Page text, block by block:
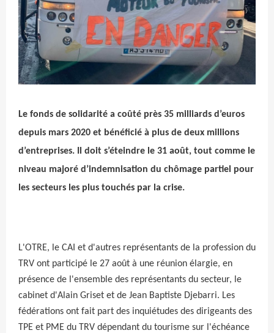
Crédit photo
Le fonds de solidarité a coûté près 35 milliards d’euros
depuis mars 2020 et bénéficié à plus de deux millions
d’entreprises. Il doit s’éteindre le 31 août, tout comme le
niveau majoré d’indemnisation du chômage partiel pour
les secteurs les plus touchés par la crise.
L'OTRE, le CAI et d'autres représentants de la profession du
TRV ont participé le 27 août à une réunion élargie, en
présence de l'ensemble des représentants du secteur, le
cabinet d'Alain Griset et de Jean Baptiste Djebarri. Les
fédérations ont fait part des inquiétudes des dirigeants des
TPE et PME du TRV dépendant du tourisme sur l'échéance